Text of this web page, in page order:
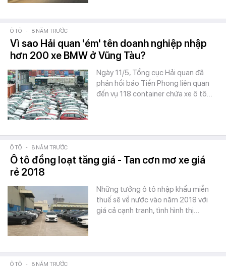
Ô TÔ - 8 NĂM TRƯỚC
Vì sao Hải quan 'ém' tên doanh nghiệp nhập
hơn 200 xe BMW ở Vũng Tàu?
Ngày 11/5, Tổng cục Hải quan đã
phản hồi báo Tiền Phong liên quan
đến vụ 118 container chứa xe ô tô…
Ô TÔ - 8 NĂM TRƯỚC
Ô tô đồng loạt tăng giá - Tan cơn mơ xe giá
rẻ 2018
Những tưởng ô tô nhập khẩu miễn
thuế sẽ về nước vào năm 2018 với
giá cả cạnh tranh, tình hình thị…
Ô TÔ - 8 NĂM TRƯỚC